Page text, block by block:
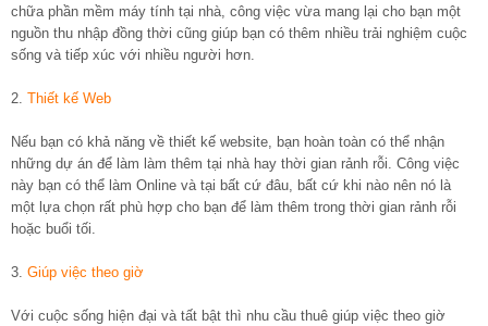
chữa phần mềm máy tính tại nhà, công việc vừa mang lại cho bạn một
nguồn thu nhập đồng thời cũng giúp bạn có thêm nhiều trải nghiệm cuộc
sống và tiếp xúc với nhiều người hơn.
2. Thiết kế Web
Nếu bạn có khả năng về thiết kế website, bạn hoàn toàn có thể nhận
những dự án để làm làm thêm tại nhà hay thời gian rảnh rỗi. Công việc
này bạn có thể làm Online và tại bất cứ đâu, bất cứ khi nào nên nó là
một lựa chọn rất phù hợp cho bạn để làm thêm trong thời gian rảnh rỗi
hoặc buổi tối.
3. Giúp việc theo giờ
Với cuộc sống hiện đại và tất bật thì nhu cầu thuê giúp việc theo giờ